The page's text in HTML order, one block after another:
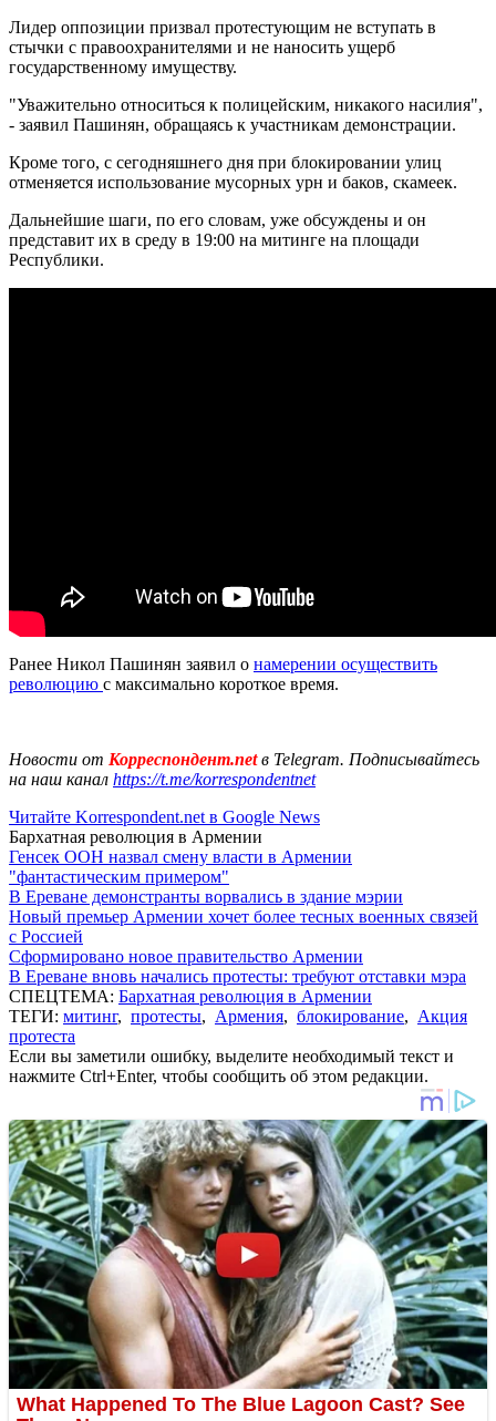
Лидер оппозиции призвал протестующим не вступать в
стычки с правоохранителями и не наносить ущерб
государственному имуществу.
"Уважительно относиться к полицейским, никакого насилия",
- заявил Пашинян, обращаясь к участникам демонстрации.
Кроме того, с сегодняшнего дня при блокировании улиц
отменяется использование мусорных урн и баков, скамеек.
Дальнейшие шаги, по его словам, уже обсуждены и он
представит их в среду в 19:00 на митинге на площади
Республики.
Ранее Никол Пашинян заявил о намерении осуществить
революцию с максимально короткое время.
Новости от Корреспондент.netв Telegram. Подписывайтесь
на наш канал https://t.me/korrespondentnet
Читайте Korrespondent.net в Google News
Бархатная революция в Армении
Генсек ООН назвал смену власти в Армении
"фантастическим примером"
В Ереване демонстранты ворвались в здание мэрии
Новый премьер Армении хочет более тесных военных связей
с Россией
Сформировано новое правительство Армении
В Ереване вновь начались протесты: требуют отставки мэра
СПЕЦТЕМА: Бархатная революция в Армении
ТЕГИ: митинг, протесты, Армения, блокирование, Акция
протеста
Если вы заметили ошибку, выделите необходимый текст и
нажмите Ctrl+Enter, чтобы сообщить об этом редакции.